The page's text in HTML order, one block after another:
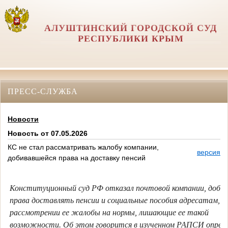
АЛУШТИНСКИЙ ГОРОДСКОЙ СУД
РЕСПУБЛИКИ КРЫМ
ПРЕСС-СЛУЖБА
Новости
Новость от 07.05.2026
КС не стал рассматривать жалобу компании,
добивавшейся права на доставку пенсий
версия
Конституционный суд РФ отказал почтовой компании,
права доставлять пенсии и социальные пособия адресатам, в
рассмотрении ее жалобы на нормы, лишающие ее такой
возможности. Об этом говорится в изученном РАПСИ